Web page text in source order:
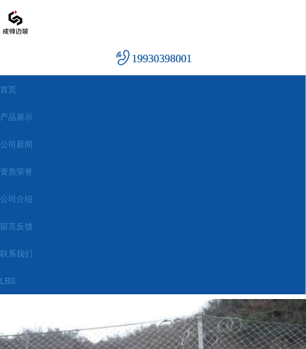
19930398001
首页
产品展示
公司新闻
资质荣誉
公司介绍
留言反馈
联系我们
LBS